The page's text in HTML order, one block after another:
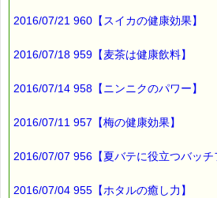
最後まで読んでいただきありがとうご
*****@pass-thyme.com
■メルマガ読者だけの eクーポン券 プレ
━━━━━━━━☆
有効期限 ：2016/04/28(木)まで
タイプ ：くじタイプ
バッチフラワーレメディ・レスキュー
2016/07/21 960【スイカの健康効果】
2016/07/18 959【麦茶は健康飲料】
2016/07/14 958【ニンニクのパワー】
2016/07/11 957【梅の健康効果】
2016/07/07 956【夏バテに役立つバッチ
2016/07/04 955【ホタルの癒し力】